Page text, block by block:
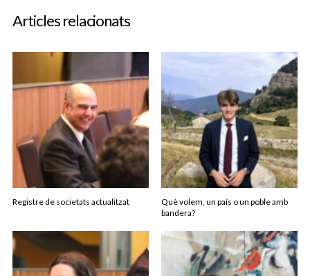
Articles relacionats
Registre de societats actualitzat
Què volem, un país o un poble amb
bandera?